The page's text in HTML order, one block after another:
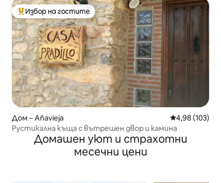
Най-популярен избор на гостите
Избор на гостите
Дом – Añavieja Средна
4,98 (103)
Рустикална къща с вътрешен двор и камина
Домашен уют и страхотни
месечни цени